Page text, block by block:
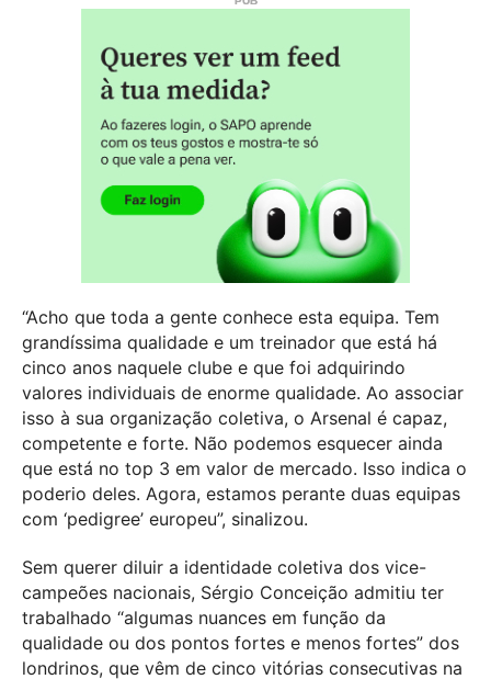
“Acho que toda a gente conhece esta equipa. Tem
grandíssima qualidade e um treinador que está há
cinco anos naquele clube e que foi adquirindo
valores individuais de enorme qualidade. Ao associar
isso à sua organização coletiva, o Arsenal é capaz,
competente e forte. Não podemos esquecer ainda
que está no top 3 em valor de mercado. Isso indica o
poderio deles. Agora, estamos perante duas equipas
com ‘pedigree’ europeu”, sinalizou.
Sem querer diluir a identidade coletiva dos vice-
campeões nacionais, Sérgio Conceição admitiu ter
trabalhado “algumas nuances em função da
qualidade ou dos pontos fortes e menos fortes” dos
londrinos, que vêm de cinco vitórias consecutivas na